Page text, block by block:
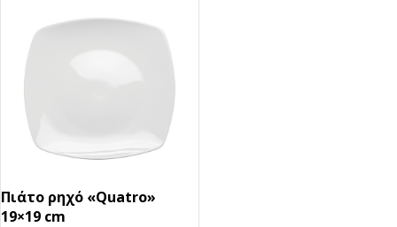
Πιάτο ρηχό «Quatro»
19×19 cm